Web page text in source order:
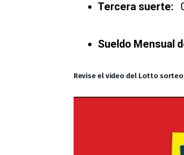
Tercera suerte:
Sueldo Mensual
Revise el video del Lotto sorteo